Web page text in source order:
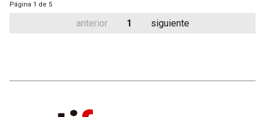
Página 1 de 5
anterior 1 siguiente